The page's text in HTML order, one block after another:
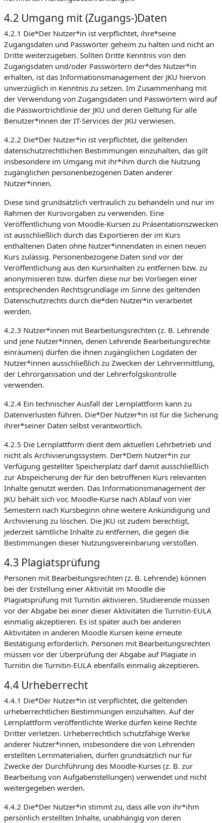
4.2 Umgang mit (Zugangs-)Daten
4.2.1 Die*Der Nutzer*in ist verpflichtet, ihre*seine
Zugangsdaten und Passwörter geheim zu halten und nicht an
Dritte weiterzugeben. Sollten Dritte Kenntnis von den
Zugangsdaten und/oder Passwörtern der*des Nutzer*in
erhalten, ist das Informationsmanagement der JKU hiervon
unverzüglich in Kenntnis zu setzen. Im Zusammenhang mit
der Verwendung von Zugangsdaten und Passwörtern wird auf
die Passwortrichtlinie der JKU und deren Geltung für alle
Benutzer*innen der IT-Services der JKU verwiesen.
4.2.2 Die*Der Nutzer*in ist verpflichtet, die geltenden
datenschutzrechtlichen Bestimmungen einzuhalten, das gilt
insbesondere im Umgang mit ihr*ihm durch die Nutzung
zugänglichen personenbezogenen Daten anderer
Nutzer*innen.
Diese sind grundsätzlich vertraulich zu behandeln und nur im
Rahmen der Kursvorgaben zu verwenden. Eine
Veröffentlichung von Moodle-Kursen zu Präsentationszwecken
ist ausschließlich durch das Exportieren der im Kurs
enthaltenen Daten ohne Nutzer*innendaten in einen neuen
Kurs zulässig. Personenbezogene Daten sind vor der
Veröffentlichung aus den Kursinhalten zu entfernen bzw. zu
anonymisieren bzw. dürfen diese nur bei Vorliegen einer
entsprechenden Rechtsgrundlage im Sinne des geltenden
Datenschutzrechts durch die*den Nutzer*in verarbeitet
werden.
4.2.3 Nutzer*innen mit Bearbeitungsrechten (z. B. Lehrende
und jene Nutzer*innen, denen Lehrende Bearbeitungsrechte
einräumen) dürfen die ihnen zugänglichen Logdaten der
Nutzer*innen ausschließlich zu Zwecken der Lehrvermittlung,
der Lehrorganisation und der Lehrerfolgskontrolle
verwenden.
4.2.4 Ein technischer Ausfall der Lernplattform kann zu
Datenverlusten führen. Die*Der Nutzer*in ist für die Sicherung
ihrer*seiner Daten selbst verantwortlich.
4.2.5 Die Lernplattform dient dem aktuellen Lehrbetrieb und
nicht als Archivierungssystem. Der*Dem Nutzer*in zur
Verfügung gestellter Speicherplatz darf damit ausschließlich
zur Abspeicherung der für den betroffenen Kurs relevanten
Inhalte genutzt werden. Das Informationsmanagement der
JKU behält sich vor, Moodle-Kurse nach Ablauf von vier
Semestern nach Kursbeginn ohne weitere Ankündigung und
Archivierung zu löschen. Die JKU ist zudem berechtigt,
jederzeit sämtliche Inhalte zu entfernen, die gegen die
Bestimmungen dieser Nutzungsvereinbarung verstoßen.
4.3 Plagiatsprüfung
Personen mit Bearbeitungsrechten (z. B. Lehrende) können
bei der Erstellung einer Aktivität im Moodle die
Plagiatsprüfung mit Turnitin aktivieren. Studierende müssen
vor der Abgabe bei einer dieser Aktivitäten die Turnitin-EULA
einmalig akzeptieren. Es ist später auch bei anderen
Aktivitäten in anderen Moodle Kursen keine erneute
Bestätigung erforderlich. Personen mit Bearbeitungsrechten
müssen vor der Überprüfung der Abgabe auf Plagiate in
Turnitin die Turnitin-EULA ebenfalls einmalig akzeptieren.
4.4 Urheberrecht
4.4.1 Die*Der Nutzer*in ist verpflichtet, die geltenden
urheberrechtlichen Bestimmungen einzuhalten. Auf der
Lernplattform veröffentlichte Werke dürfen keine Rechte
Dritter verletzen. Urheberrechtlich schutzfähige Werke
anderer Nutzer*innen, insbesondere die von Lehrenden
erstellten Lernmaterialien, dürfen grundsätzlich nur für
Zwecke der Durchführung des Moodle-Kurses (z. B. zur
Bearbeitung von Aufgabenstellungen) verwendet und nicht
weitergegeben werden.
4.4.2 Die*Der Nutzer*in stimmt zu, dass alle von ihr*ihm
persönlich erstellten Inhalte, unabhängig von deren